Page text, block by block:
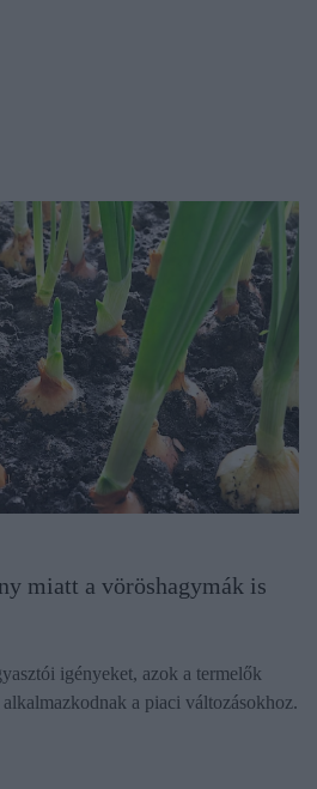
miatt a vöröshagymák is
igényeket, azok a termelők
a piaci változásokhoz.